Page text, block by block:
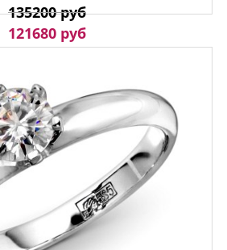
135200 руб
121680 руб